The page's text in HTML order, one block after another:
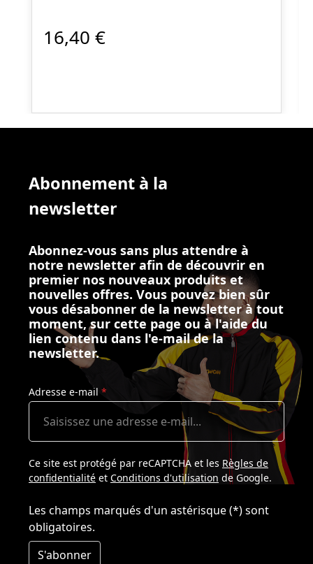
16,40 €
Abonnement à la
newsletter
Abonnez-vous sans plus attendre à
notre newsletter afin de découvrir en
premier nos nouveaux produits et
nouvelles offres. Vous pouvez bien sûr
vous désabonner de la newsletter à tout
moment, sur cette page ou à l'aide du
lien contenu dans l'e-mail de la
newsletter.
Adresse e-mail *
Ce site est protégé par reCAPTCHA et les Règles de
confidentialité et Conditions d'utilisation de Google.
Les champs marqués d'un astérisque (*) sont
obligatoires.
S'abonner